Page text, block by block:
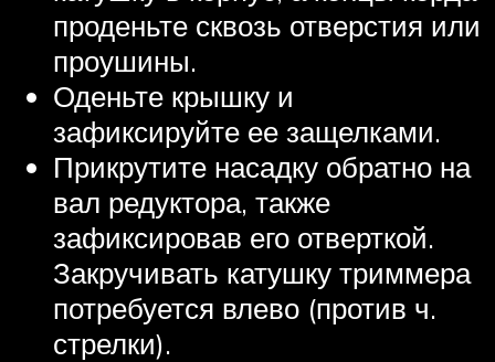
проденьте сквозь отверстия или
проушины.
Оденьте крышку и
зафиксируйте ее защелками.
Прикрутите насадку обратно на
вал редуктора, также
зафиксировав его отверткой.
Закручивать катушку триммера
потребуется влево (против ч.
стрелки).